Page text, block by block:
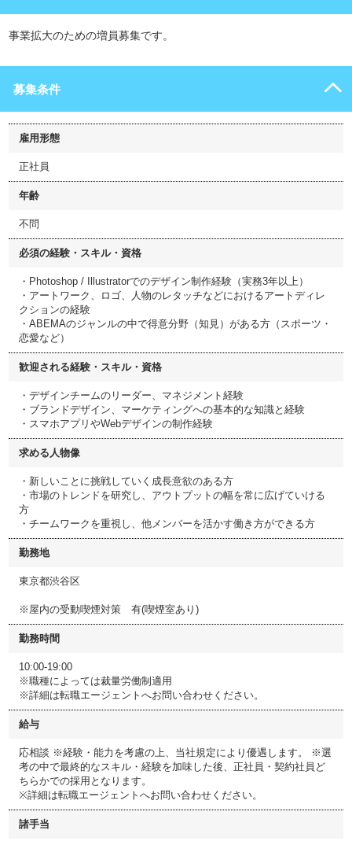
事業拡大のための増員募集です。
募集条件
雇用形態
正社員
年齢
不問
必須の経験・スキル・資格
・Photoshop / Illustratorでのデザイン制作経験（実務3年以上）
・アートワーク、ロゴ、人物のレタッチなどにおけるアートディレ
クションの経験
・ABEMAのジャンルの中で得意分野（知見）がある方（スポーツ・
恋愛など）
歓迎される経験・スキル・資格
・デザインチームのリーダー、マネジメント経験
・ブランドデザイン、マーケティングへの基本的な知識と経験
・スマホアプリやWebデザインの制作経験
求める人物像
・新しいことに挑戦していく成長意欲のある方
・市場のトレンドを研究し、アウトプットの幅を常に広げていける
方
・チームワークを重視し、他メンバーを活かす働き方ができる方
勤務地
東京都渋谷区
※屋内の受動喫煙対策 有(喫煙室あり)
勤務時間
10:00-19:00
※職種によっては裁量労働制適用
※詳細は転職エージェントへお問い合わせください。
給与
応相談 ※経験・能力を考慮の上、当社規定により優遇します。 ※選
考の中で最終的なスキル・経験を加味した後、正社員・契約社員ど
ちらかでの採用となります。
※詳細は転職エージェントへお問い合わせください。
諸手当